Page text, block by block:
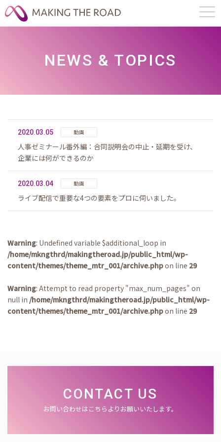
NEWS & TOPICS
2020.03.05 動画
人事ゼミナール番外編：合同説明会の中止・延期を受け、
企業には何ができるのか
2020.03.04 動画
ライブ配信で重要な4つの要素をプロに伺いました。
Warning: Undefined variable $additional_loop in
/home/mkngthrd/makingtheroad.jp/public_html/wp-
content/themes/theme_mtr_001/archive.phpon line 29
Warning: Attempt to read property "max_num_pages" on
null in /home/mkngthrd/makingtheroad.jp/public_html/wp-
content/themes/theme_mtr_001/archive.phpon line 29
CONTACT US
お問い合わせはこちらよりお願いいたします。